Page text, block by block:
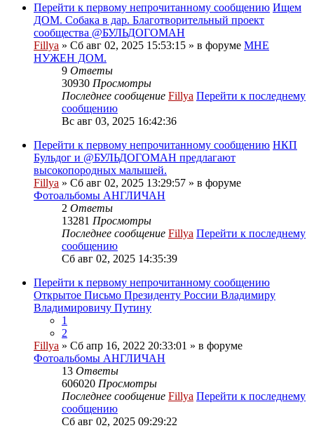
Перейти к первому непрочитанному сообщению Ищем
ДОМ. Собака в дар. Благотворительный проект
сообщества @БУЛЬДОГОМАН
Fillya » Сб авг 02, 2025 15:53:15 » в форуме МНЕ
НУЖЕН ДОМ.
9 Ответы
30930 Просмотры
Последнее сообщение Fillya Перейти к последнему
сообщению
Вс авг 03, 2025 16:42:36
Перейти к первому непрочитанному сообщению НКП
Бульдог и @БУЛЬДОГОМАН предлагают
высокопородных малышей.
Fillya » Сб авг 02, 2025 13:29:57 » в форуме
Фотоальбомы АНГЛИЧАН
2 Ответы
13281 Просмотры
Последнее сообщение Fillya Перейти к последнему
сообщению
Сб авг 02, 2025 14:35:39
Перейти к первому непрочитанному сообщению
Открытое Письмо Президенту России Владимиру
Владимировичу Путину
1
2
Fillya » Сб апр 16, 2022 20:33:01 » в форуме
Фотоальбомы АНГЛИЧАН
13 Ответы
606020 Просмотры
Последнее сообщение Fillya Перейти к последнему
сообщению
Сб авг 02, 2025 09:29:22